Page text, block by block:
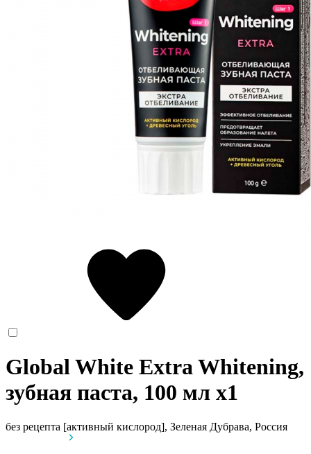
Global White Extra Whitening,
зубная паста, 100 мл x1
без рецепта [активный кислород], Зеленая Дубрава, Россия